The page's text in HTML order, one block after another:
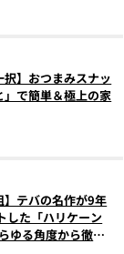
択】おつまみスナッ
で簡単＆極上の家
】テバの名作が9年
した「ハリケーン
ゆる角度から徹底